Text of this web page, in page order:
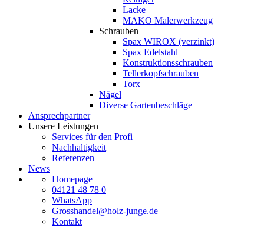
Lacke
MAKO Malerwerkzeug
Schrauben
Spax WIROX (verzinkt)
Spax Edelstahl
Konstruktionsschrauben
Tellerkopfschrauben
Torx
Nägel
Diverse Gartenbeschläge
Ansprechpartner
Unsere Leistungen
Services für den Profi
Nachhaltigkeit
Referenzen
News
Homepage
04121 48 78 0
WhatsApp
Grosshandel@holz-junge.de
Kontakt